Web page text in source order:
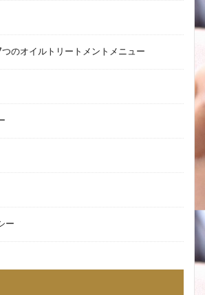
のオイルトリートメントメニュー